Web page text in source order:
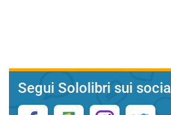
Segui Sololibri sui social